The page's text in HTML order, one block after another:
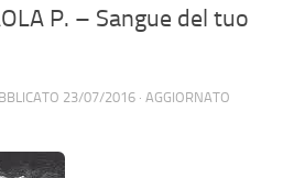
P. – Sangue del tuo
23/07/2016 · AGGIORNATO